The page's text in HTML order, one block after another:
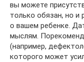
вы можете
только обязан, но и
о вашем ребенке.
мыслям.
(например,
которого может